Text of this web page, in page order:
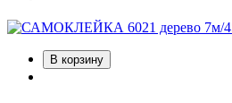
В корзину